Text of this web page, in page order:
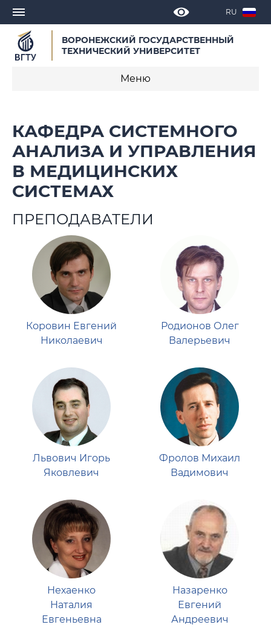
RU
ВОРОНЕЖСКИЙ ГОСУДАРСТВЕННЫЙ
ТЕХНИЧЕСКИЙ УНИВЕРСИТЕТ
Меню
Объявления
Образовательные программы
Научная деятельность
Публикации сотрудников кафедры
Расписание консультаций
Документы
Фотогалерея
Сотрудники
КАФЕДРА СИСТЕМНОГО
АНАЛИЗА И УПРАВЛЕНИЯ
В МЕДИЦИНСКИХ
СИСТЕМАХ
ПРЕПОДАВАТЕЛИ
Коровин Евгений
Николаевич
Родионов Олег
Валерьевич
Львович Игорь
Яковлевич
Фролов Михаил
Вадимович
Нехаенко
Наталия
Евгеньевна
Назаренко
Евгений
Андреевич